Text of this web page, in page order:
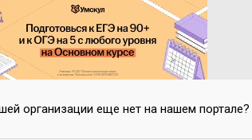
организации еще нет на нашем портале?